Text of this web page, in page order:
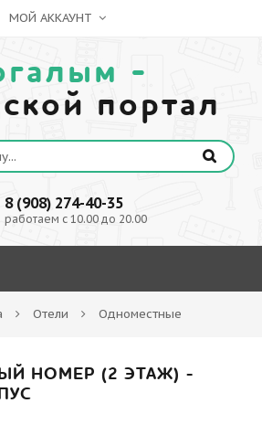
МОЙ АККАУНТ
-
портал
8 (908) 274-40-35
работаем с 10.00 до 20.00
Отели Одноместные
НОМЕР (2 ЭТАЖ) -